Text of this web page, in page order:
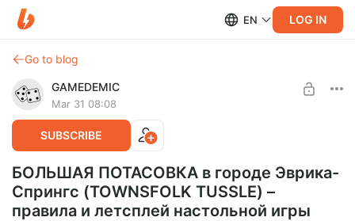
EN LOG IN
Go to blog
GAMEDEMIC
Mar 31 08:08
SUBSCRIBE
БОЛЬШАЯ ПОТАСОВКА в городе Эврика-
Спрингс (TOWNSFOLK TUSSLE) –
правила и летсплей настольной игры